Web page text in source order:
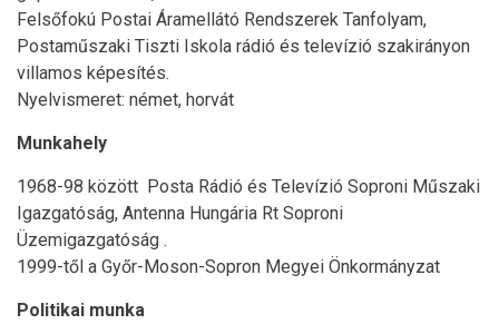
Felsőfokú Postai Áramellátó Rendszerek Tanfolyam,
Postaműszaki Tiszti Iskola rádió és televízió szakirányon
villamos képesítés.
Nyelvismeret: német, horvát
Munkahely
1968-98 között Posta Rádió és Televízió Soproni Műszaki
Igazgatóság, Antenna Hungária Rt Soproni
Üzemigazgatóság .
1999-től a Győr-Moson-Sopron Megyei Önkormányzat
Politikai munka